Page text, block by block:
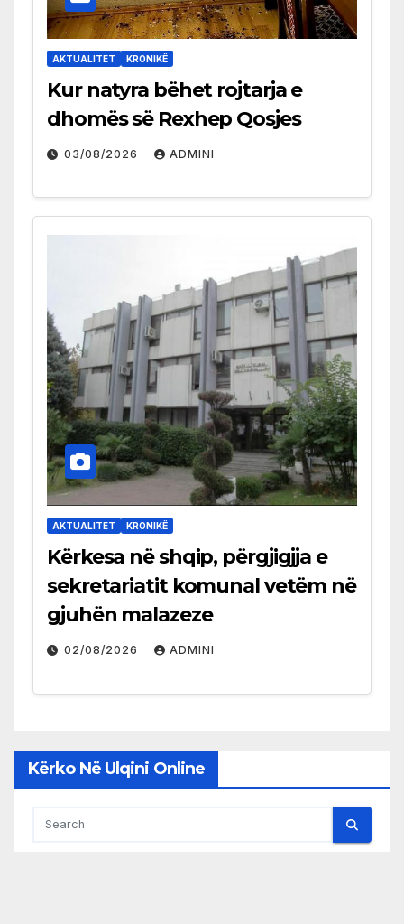
AKTUALITET KRONIKË
Kur natyra bëhet rojtarja e
dhomës së Rexhep Qosjes
03/08/2026 ADMINI
AKTUALITET KRONIKË
Kërkesa në shqip, përgjigjja e
sekretariatit komunal vetëm në
gjuhën malazeze
02/08/2026 ADMINI
Kërko Në Ulqini Online